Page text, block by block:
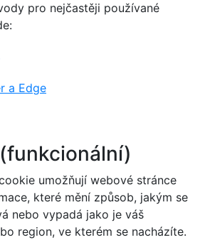
pro nejčastěji používané
a Edge
umožňují webové stránce
které mění způsob, jakým se
nebo vypadá jako je váš
region, ve kterém se nacházíte.